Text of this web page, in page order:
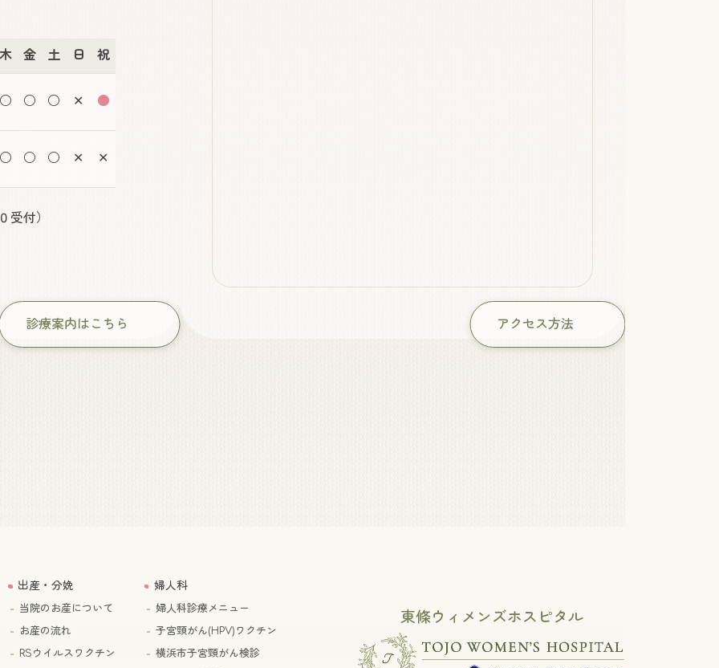
木 金 土 日 祝
○ ○ ○ ✕ ●
○ ○ ○ ✕ ✕
受付）
診療案内はこちら アクセス方法
出産・分娩
当院のお産について
お産の流れ
RSウイルスワクチン
婦人科
婦人科診療メニュー
子宮頸がん(HPV)ワクチン
横浜市子宮頸がん検診
東條ウィメンズホスピタル